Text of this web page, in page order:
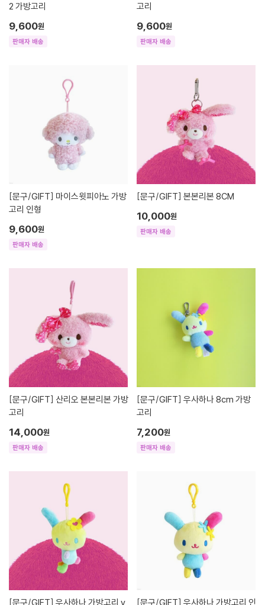
2 가방고리
9,600원
판매자 배송
고리
9,600원
판매자 배송
[문구/GIFT]
고리 인형
9,600원
판매자 배송
[문구/GIFT] 본본리본 8CM
10,000원
판매자 배송
[문구/GIFT]
고리
14,000원
판매자 배송
[문구/GIFT]
고리
7,200원
판매자 배송
[문구/GIFT] [문구/GIFT]